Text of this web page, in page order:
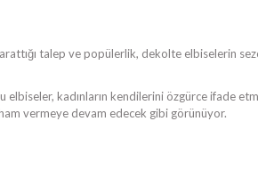
talep ve popülerlik, dekolte elbiselerin
kadınların kendilerini özgürce ifade
vermeye devam edecek gibi görünüyor.